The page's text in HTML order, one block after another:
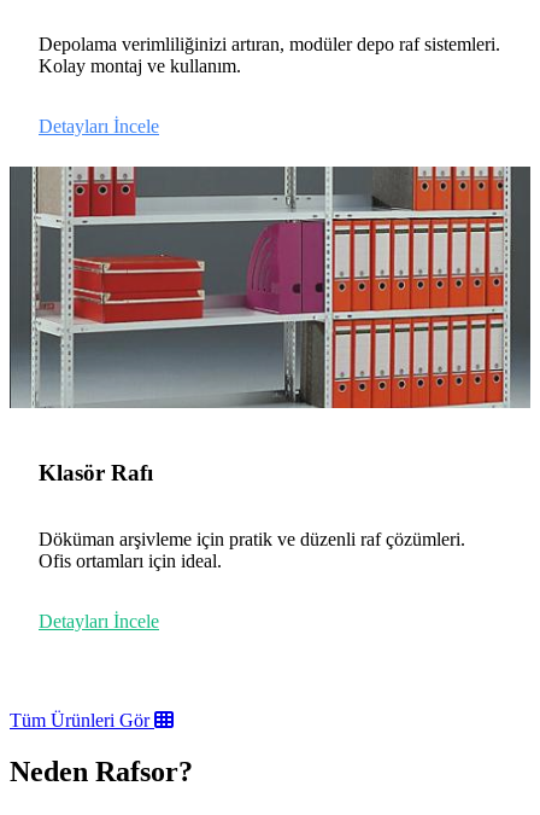
Depolama verimliliğinizi artıran, modüler depo raf sistemleri.
Kolay montaj ve kullanım.
Detayları İncele
Klasör Rafı
Döküman arşivleme için pratik ve düzenli raf çözümleri.
Ofis ortamları için ideal.
Detayları İncele
Tüm Ürünleri Gör
Neden Rafsor?